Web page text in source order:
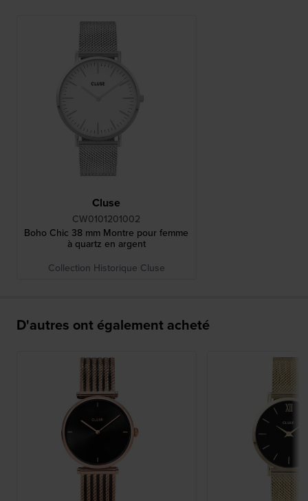
Cluse
CW0101201002
Boho Chic 38 mm Montre pour femme
à quartz en argent
Collection Historique Cluse
D'autres ont également acheté